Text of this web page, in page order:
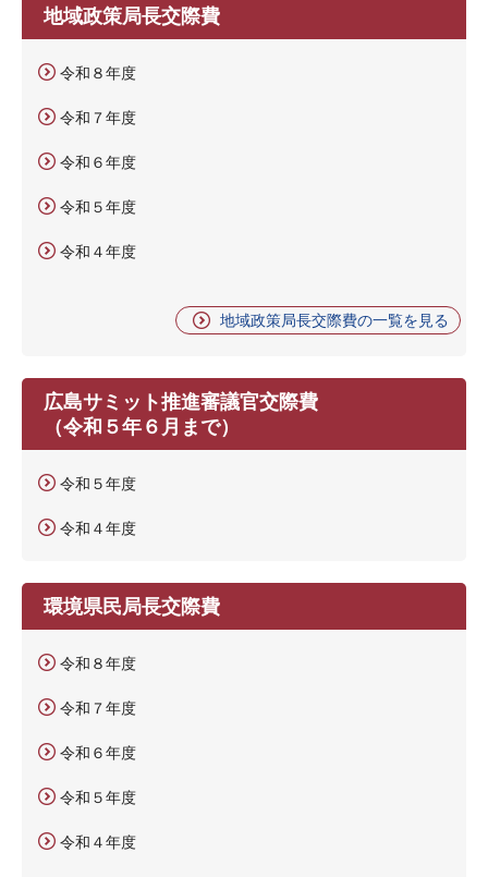
地域政策局長交際費
令和８年度
令和７年度
令和６年度
令和５年度
令和４年度
地域政策局長交際費の一覧を見る
広島サミット推進審議官交際費
（令和５年６月まで）
令和５年度
令和４年度
環境県民局長交際費
令和８年度
令和７年度
令和６年度
令和５年度
令和４年度